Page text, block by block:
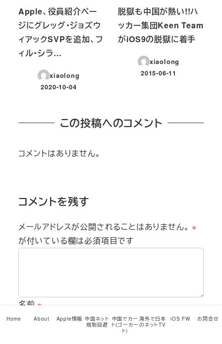
Apple、役員紹介ペー
ジにグレッグ・ジョズウ
ィアックSVPを追加、フ
ィル・シラ…
xiaolong
投稿日
2020-10-04
脱獄も中国が熱い!!ハ
ッカー集団Keen Team
がiOS9の脱獄に着手
xiaolong
投稿日
2015-06-11
この投稿へのコメント
コメントはありません。
コメントを残す
メールアドレスが公開されることはありません。 ※
が付いている欄は必須項目です
名前※
Home About Apple情報 中国ネット
規制回避
中国でカー
ト(ゴーカー
ト)
海外で日本
のネットTV
iOS FW お問合せ